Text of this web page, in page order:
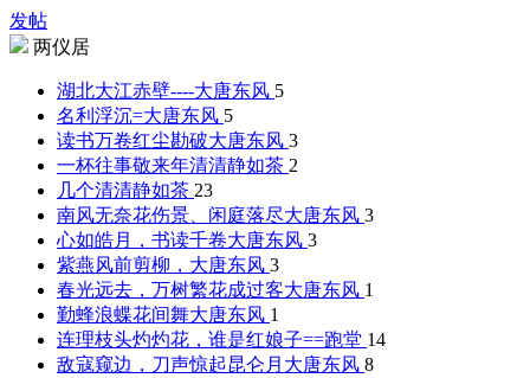
发帖
两仪居
湖北大江赤壁----大唐东风 5
名利浮沉=大唐东风 5
读书万卷红尘勘破大唐东风 3
一杯往事敬来年清清静如茶 2
几个清清静如茶 23
南风无奈花伤景、闲庭落尽大唐东风 3
心如皓月，书读千卷大唐东风 3
紫燕风前剪柳， 大唐东风 3
春光远去，万树繁花成过客大唐东风 1
勤蜂浪蝶花间舞大唐东风 1
连理枝头灼灼花，谁是红娘子==跑堂 14
敌寇窥边，刀声惊起昆仑月 大唐东风 8